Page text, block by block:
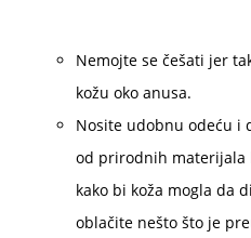
Nemojte se češati jer
kožu oko anusa.
Nosite udobnu odeću i
od prirodnih materijala
kako bi koža mogla da
oblačite nešto što je